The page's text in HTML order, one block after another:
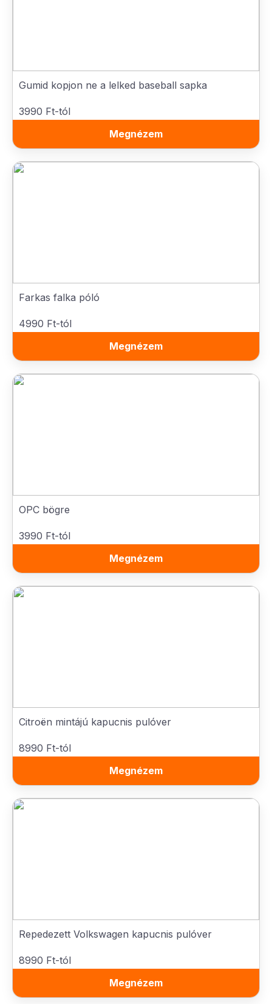
Gumid kopjon ne a lelked baseball sapka
3990 Ft-tól
Megnézem
Farkas falka póló
4990 Ft-tól
Megnézem
OPC bögre
3990 Ft-tól
Megnézem
Citroën mintájú kapucnis pulóver
8990 Ft-tól
Megnézem
Repedezett Volkswagen kapucnis pulóver
8990 Ft-tól
Megnézem